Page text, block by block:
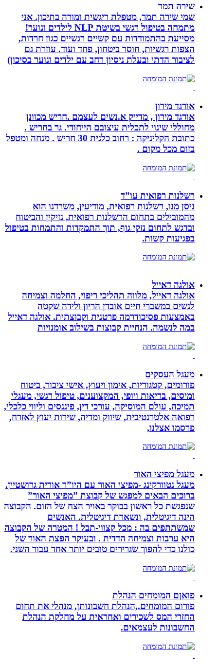
שירה תמר
שמי שירה תמר, מטפלת ריגשית ומורה בתיכון. אני
מתמחה בטיפול רגשי בשיטת NLP לילדים ונוער!
מסייעת בהתמודדות עם קשיים רגשיים כגון חרדות,
הצפות רגשיות, חוסר ביטחון, פחד ועוד. עוזרת גם
לציבור הדתי ובעלת ניסיון רחב עם ילדים ונוער בסיכון)
אורגד מירון
אורגד מירון , מדייק א.נשים לעצמם .חריש מכוונן
מחוללי שינוי לתכלית עיצובם הייחודי. גר בחריש .
כתובת הקליניקה : רחוב כלנית 30 חריש . מנחה ומטפל
בזום מכל מקום .
רשלנות רפואית עו”ד
ניסן מנו, רשלנות רפואית, מודיעין, משרדנו הוא
מהמובילים בתחום הרשלנות רפואית, נזיקין והביטוח
ובדגש לתחום נזקי גוף, תוך התמקדות והתמחות בטיפול
בפגיעות קשות.
אולגה דאייל
אולגה דאייל, מלווה תהליכי ריפוי, החלמה וצמיחה
לנשים במשברי חיים אובדן הריון ולידה שקטה
באמצעות פסיכודרמה פרטנית וקבוצתית. אולגה דאייל
במה לנשמה. ‏הנחיית קבוצות בשילוב אומנויות‏
מעגל העסקים
פורומים, קטגוריות, אימון ויעוץ, אישי ציבור, ביטוח
ומיסים, בריאות ויופי, המקצוענים, טיפול רגשי, מעגלי
תמיכה, עולם המוסיקה, עורכי דין, פיננסים וליווי כלכלי,
רפואה אלטרנטיבית, שיווק ומדיה, שירות יעוץ לאזרח,
פרסמו אצלנו,
מעגל מפיצי האור
מעגל נטוורקינג -מפיצי האור עם היו”ר אורית גרושטיין.
ברוכים הבאים למפגש של קבוצת ”מפיצי האור”
שנפגשת כל ראשון בבוקר באויר הצח של הזום. הקבוצה
הינה דיגיטלית, ונשארת דיגיטלית. האנשים
שמשתתפים בה : מכל קצווי-תבל ! המטרה של הקבוצה
היא ערבות וצמיחה הדדית . ובעיקר הפצת האור של
כולנו כדי להפוך שגרירים טובים יותר אחד עבור השני.
פואןם המומחים הנהלת
פורום המומחים.,הנהלת חשבונותן, מנהלי את תחום
החזרי המס לשכירים ואחראית על מחלקת הנהלת
החשבונות לעצמאים.